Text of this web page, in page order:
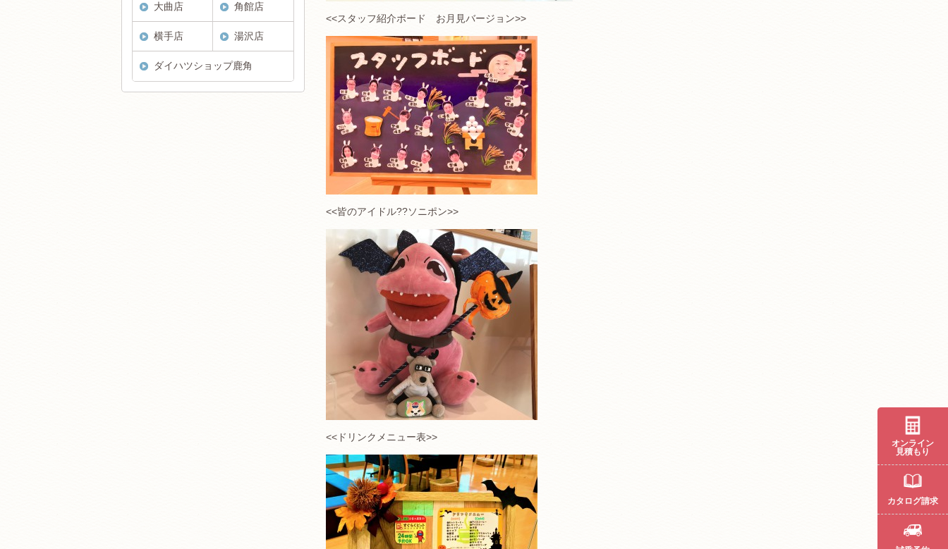
<<スタッフ紹介ボード お月見バージョン>>
<<皆のアイドル??ソニポン>>
<<ドリンクメニュー表>>
大曲店 角館店
横手店 湯沢店
ダイハツショップ鹿角
オンライン
見積もり
カタログ請求